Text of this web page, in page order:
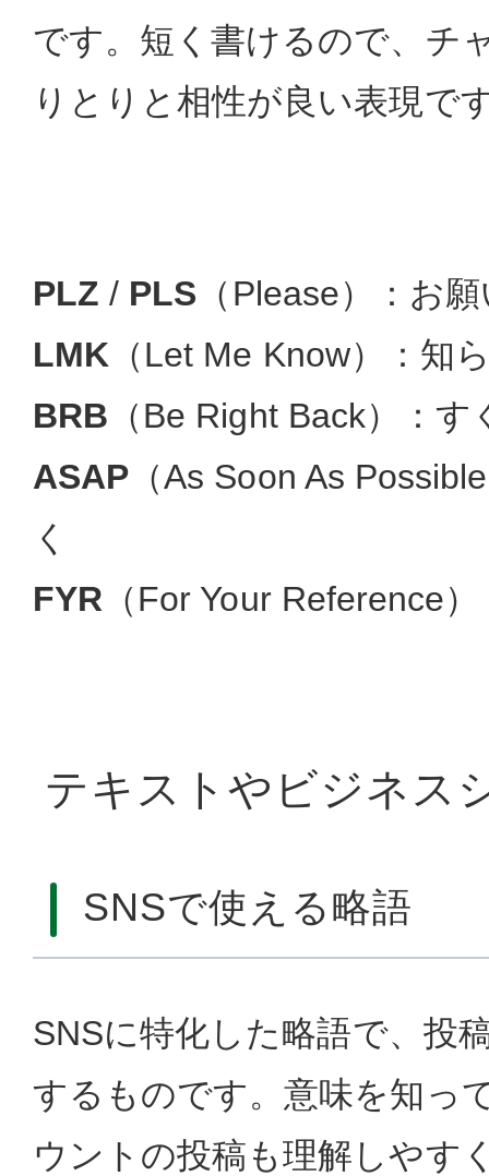
です。短く書けるので、チ
りとりと相性が良い表現で
PLZ / PLS （Please）：お
LMK （Let Me Know）：知
BRB （Be Right Back）：
ASAP （As Soon As
く
FYR （For Your Reference
テキストやビジネス
SNSで使える略語
SNSに特化した略語で、投
するものです。意味を知っ
ウントの投稿も理解しやす